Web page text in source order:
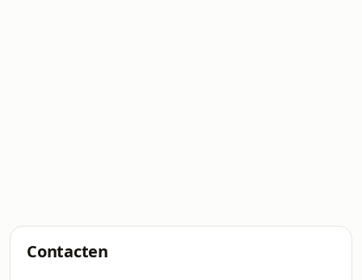
Contacten